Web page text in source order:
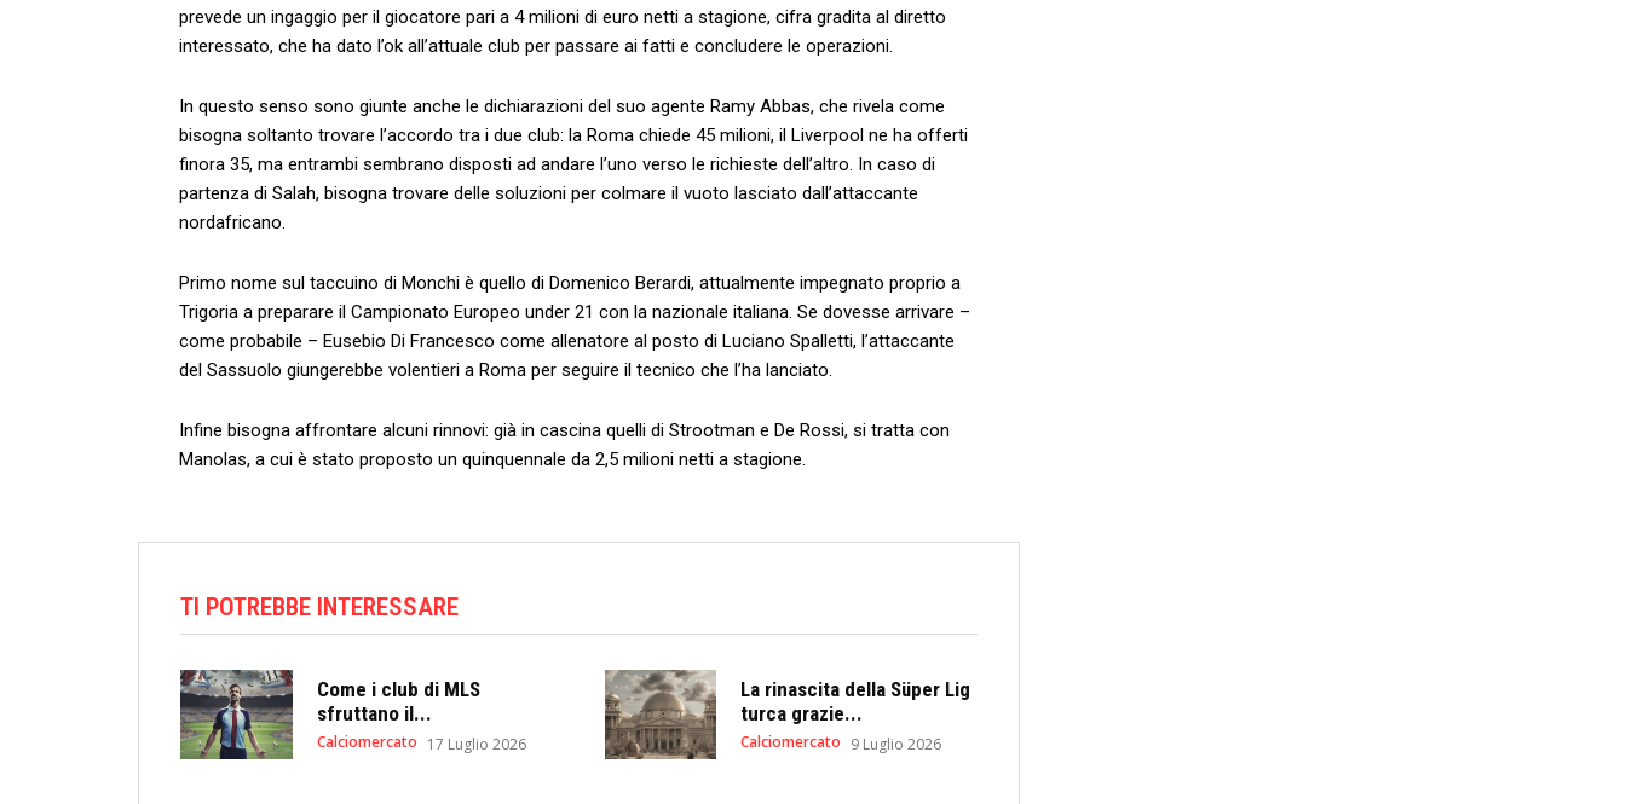
prevede un ingaggio per il giocatore pari a 4 milioni di euro netti a stagione, cifra gradita al diretto
interessato, che ha dato l’ok all’attuale club per passare ai fatti e concludere le operazioni.
In questo senso sono giunte anche le dichiarazioni del suo agente Ramy Abbas, che rivela come
bisogna soltanto trovare l’accordo tra i due club: la Roma chiede 45 milioni, il Liverpool ne ha offerti
finora 35, ma entrambi sembrano disposti ad andare l’uno verso le richieste dell’altro. In caso di
partenza di Salah, bisogna trovare delle soluzioni per colmare il vuoto lasciato dall’attaccante
nordafricano.
Primo nome sul taccuino di Monchi è quello di Domenico Berardi, attualmente impegnato proprio a
Trigoria a preparare il Campionato Europeo under 21 con la nazionale italiana. Se dovesse arrivare –
come probabile – Eusebio Di Francesco come allenatore al posto di Luciano Spalletti, l’attaccante
del Sassuolo giungerebbe volentieri a Roma per seguire il tecnico che l’ha lanciato.
Infine bisogna affrontare alcuni rinnovi: già in cascina quelli di Strootman e De Rossi, si tratta con
Manolas, a cui è stato proposto un quinquennale da 2,5 milioni netti a stagione.
TI POTREBBE INTERESSARE
Come i club di MLS
sfruttano il...
Calciomercato 17 Luglio 2026
La rinascita della Süper Lig
turca grazie...
Calciomercato 9 Luglio 2026